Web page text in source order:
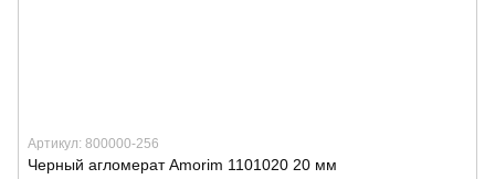
Артикул: 800000-256
Черный агломерат Amorim 1101020 20 мм